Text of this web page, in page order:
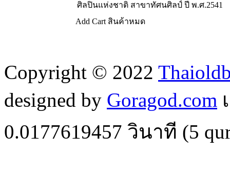
ศิลปินแห่งชาติ สาขาทัศนศิลป์ ปี พ.ศ.2541
Add Cart สินค้าหมด
Copyright © 2022
designed by Goragod.com
0.0177619457 วินาที (5